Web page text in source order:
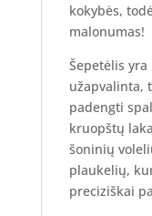
kokybės,
malonumas!
Šepetėlis
užapvalinta,
padengti
kruopštų
šoninių
plaukelių,
preciziškai